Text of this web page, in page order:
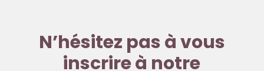
N’hésitez pas à vous
inscrire à notre